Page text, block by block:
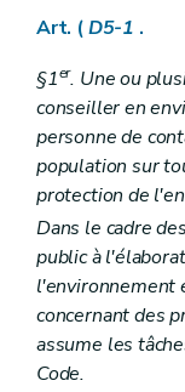
Art.
Art.
Art. (D5-1 .
§1er. Une ou
conseiller en
personne de
population sur
protection de
Dans le cadre
public à
l'environnement
concernant des
assume les
Code.